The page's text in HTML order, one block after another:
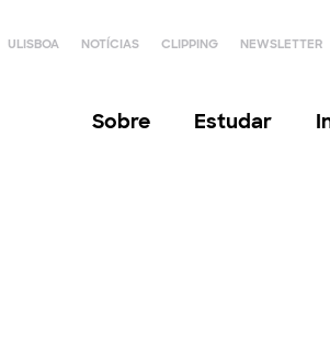
ULISBOA NOTÍCIAS CLIPPING NEWSLETTER
Sobre Estudar